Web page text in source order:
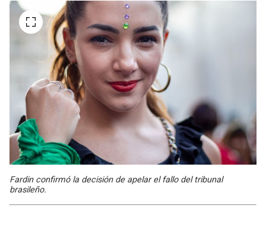
Fardin confirmó la decisión de apelar el fallo del tribunal
brasileño.